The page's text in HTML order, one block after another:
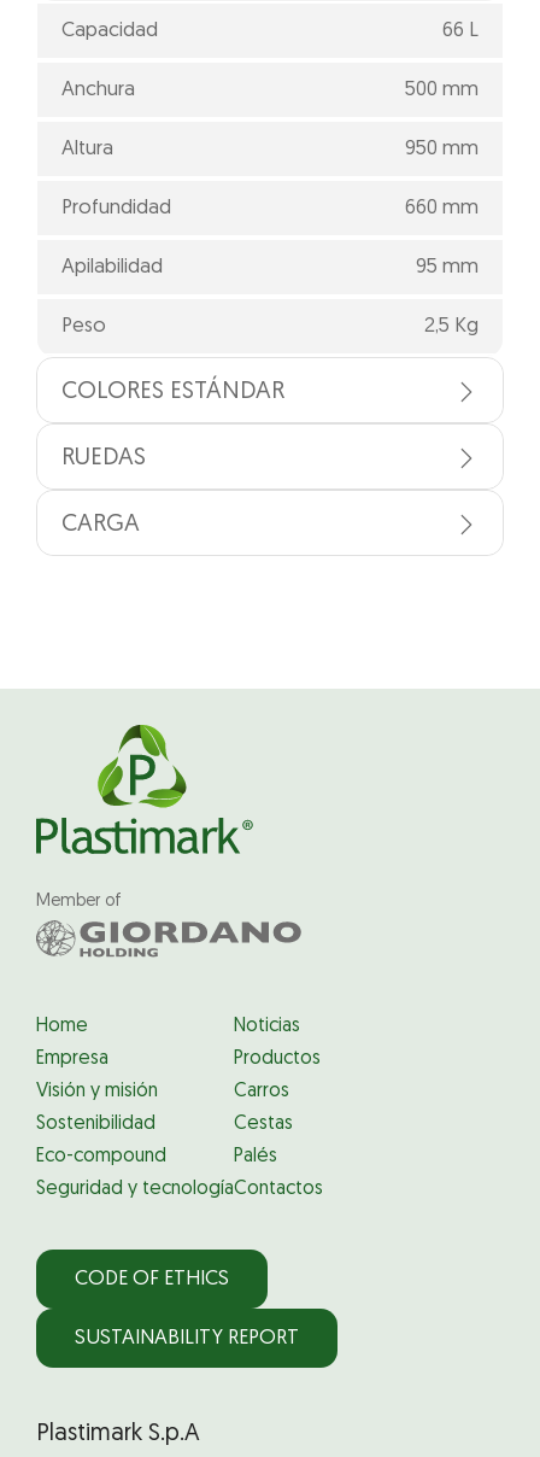
Capacidad 66 L
Anchura 500 mm
Altura 950 mm
Profundidad 660 mm
Apilabilidad 95 mm
Peso 2,5 Kg
COLORES ESTÁNDAR
RUEDAS
CARGA
Member of
Home
Empresa
Visión y misión
Sostenibilidad
Eco-compound
Seguridad y tecnología
Noticias
Productos
Carros
Cestas
Palés
Contactos
CODE OF ETHICS
SUSTAINABILITY REPORT
Plastimark S.p.A